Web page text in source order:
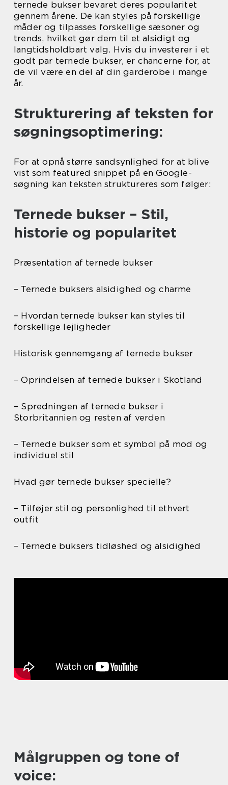
ternede bukser bevaret deres popularitet
gennem årene. De kan styles på forskellige
måder og tilpasses forskellige sæsoner og
trends, hvilket gør dem til et alsidigt og
langtidsholdbart valg. Hvis du investerer i et
godt par ternede bukser, er chancerne for, at
de vil være en del af din garderobe i mange
år.
Strukturering af teksten for
søgningsoptimering:
For at opnå større sandsynlighed for at blive
vist som featured snippet på en Google-
søgning kan teksten struktureres som følger:
Ternede bukser – Stil,
historie og popularitet
Præsentation af ternede bukser
– Ternede buksers alsidighed og charme
– Hvordan ternede bukser kan styles til
forskellige lejligheder
Historisk gennemgang af ternede bukser
– Oprindelsen af ternede bukser i Skotland
– Spredningen af ternede bukser i
Storbritannien og resten af verden
– Ternede bukser som et symbol på mod og
individuel stil
Hvad gør ternede bukser specielle?
– Tilføjer stil og personlighed til ethvert
outfit
– Ternede buksers tidløshed og alsidighed
Målgruppen og tone of
voice: